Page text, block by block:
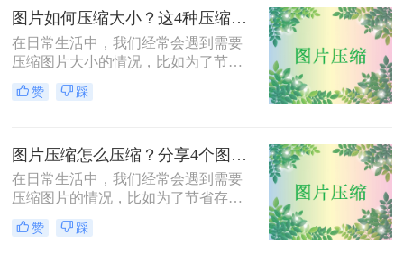
图片压缩到200K以下的有效方法，帮
助您轻松完成图片压缩，同时保持较
高的图片质量。
图片如何压缩大小？这4种压缩方法请务必学会！
在日常生活中，我们经常会遇到需要
压缩图片大小的情况，比如为了节省
存储空间、加快网页加载速度或减少
文件传输时间。那么图片如何压缩大
缩，同时保持较高的图片质量。
赞 踩
图片压缩怎么压缩？分享4个图片压缩方法！
在日常生活中，我们经常会遇到需要
压缩图片的情况，比如为了节省存储
空间、加快网页加载速度或减少文件
传输时间。那么图片压缩怎么压缩
赞 踩